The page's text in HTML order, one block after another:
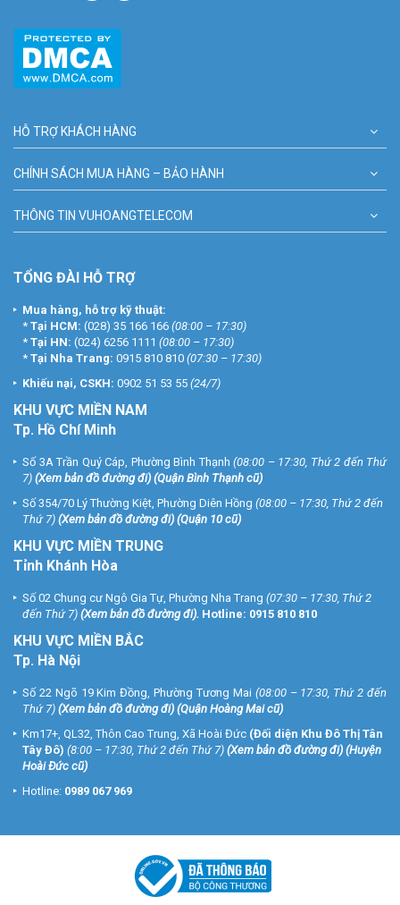
HỖ TRỢ KHÁCH HÀNG
CHÍNH SÁCH MUA HÀNG – BẢO HÀNH
THÔNG TIN VUHOANGTELECOM
TỔNG ĐÀI HỖ TRỢ
Mua hàng, hỗ trợ kỹ thuật:
* Tại HCM: (028) 35 166 166 (08:00 – 17:30)
* Tại HN: (024) 6256 1111 (08:00 – 17:30)
* Tại Nha Trang: 0915 810 810 (07:30 – 17:30)
Khiếu nại, CSKH: 0902 51 53 55 (24/7)
KHU VỰC MIỀN NAM
Tp. Hồ Chí Minh
Số 3A Trần Quý Cáp, Phường Bình Thạnh (08:00 – 17:30, Thứ 2 đến Thứ
7) (Xem bản đồ đường đi) (Quận Bình Thạnh cũ)
Số 354/70 Lý Thường Kiệt, Phường Diên Hồng (08:00 – 17:30, Thứ 2 đến
Thứ 7) (Xem bản đồ đường đi) (Quận 10 cũ)
KHU VỰC MIỀN TRUNG
Tỉnh Khánh Hòa
Số 02 Chung cư Ngô Gia Tự, Phường Nha Trang (07:30 – 17:30, Thứ 2
đến Thứ 7) (Xem bản đồ đường đi). Hotline: 0915 810 810
KHU VỰC MIỀN BẮC
Tp. Hà Nội
Số 22 Ngõ 19 Kim Đồng, Phường Tương Mai (08:00 – 17:30, Thứ 2 đến
Thứ 7) (Xem bản đồ đường đi) (Quận Hoàng Mai cũ)
Km17+, QL32, Thôn Cao Trung, Xã Hoài Đức (Đối diện Khu Đô Thị Tân
Tây Đô) (8:00 – 17:30, Thứ 2 đến Thứ 7) (Xem bản đồ đường đi) (Huyện
Hoài Đức cũ)
Hotline: 0989 067 969